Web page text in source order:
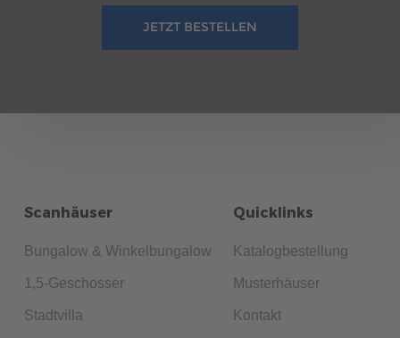
JETZT BESTELLEN
Scanhäuser
Bungalow & Winkelbungalow
1,5-Geschosser
Stadtvilla
Quicklinks
Katalogbestellung
Musterhäuser
Kontakt